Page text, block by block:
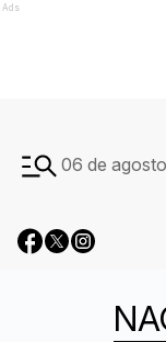
Ads
06 de